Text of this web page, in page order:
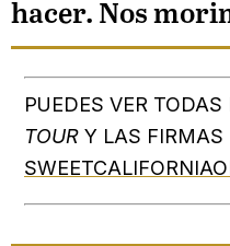
hacer. Nos
PUEDES VER
TOUR Y LAS FIRMAS